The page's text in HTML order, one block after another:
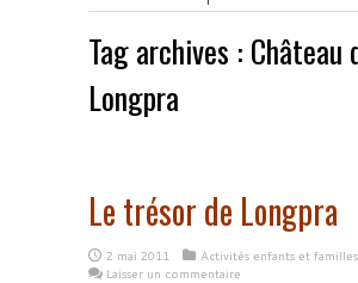
Tag archives : Château
Longpra
Le trésor de Longpra
2 mai 2011
Activités enfants et familles
Laisser un commentaire